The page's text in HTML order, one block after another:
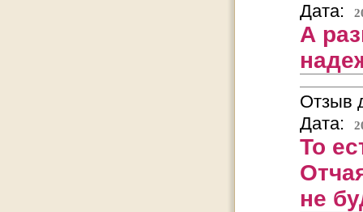
Дата:
А
Отзыв
Дата:
То
не